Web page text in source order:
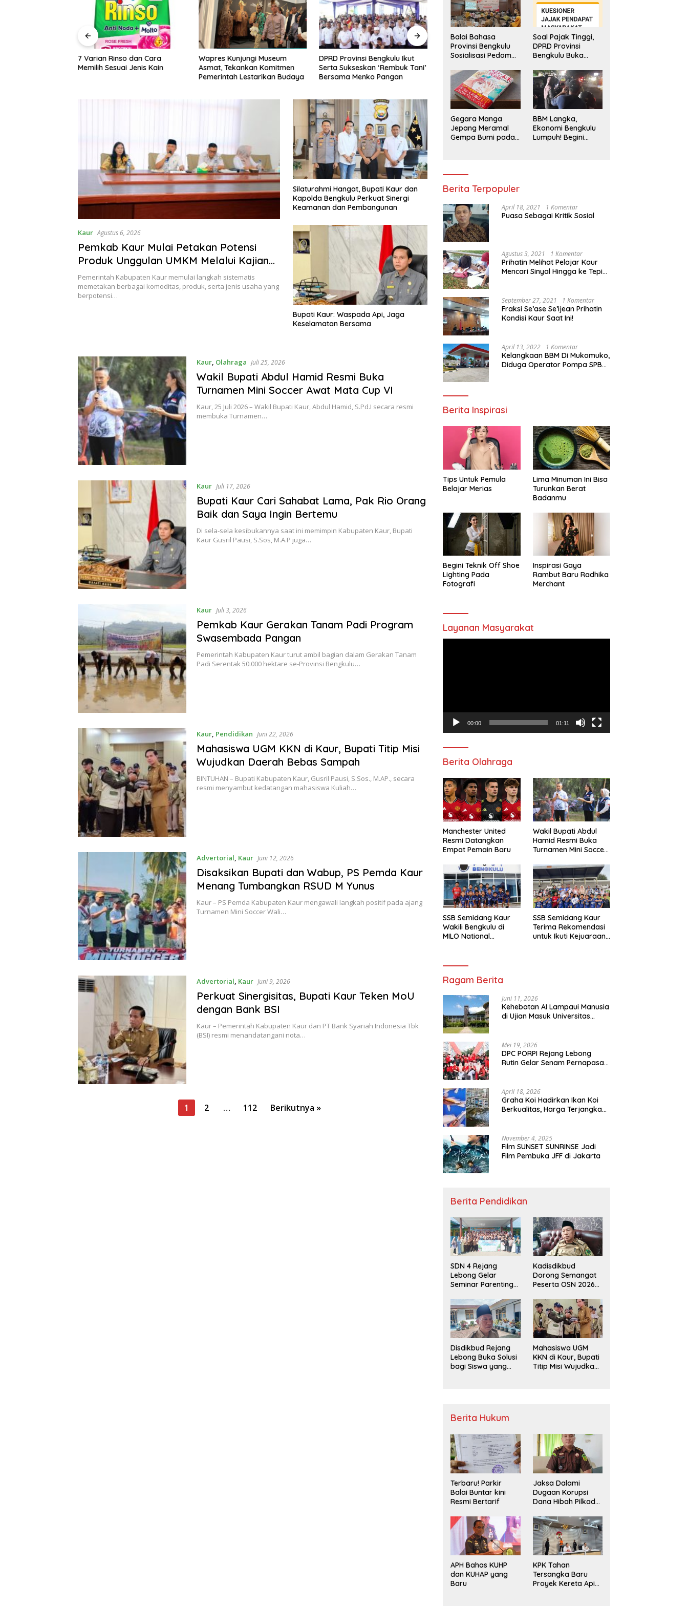
7 Varian Rinso dan Cara
Memilih Sesuai Jenis Kain
Wapres Kunjungi Museum
Asmat, Tekankan Komitmen
Pemerintah Lestarikan Budaya
DPRD Provinsi Bengkulu Ikut
Serta Sukseskan ‘Rembuk Tani’
Bersama Menko Pangan
Menaker Sebut Pemanfaatan
Laskar Gibran Bengkulu Siap
Kegiatan Sosial dan
Kebangsaan
Kaur Agustus 6, 2026
Pemkab Kaur Mulai Petakan Potensi
Produk Unggulan UMKM Melalui Kajian
Bank Indonesia
Pemerintah Kabupaten Kaur memulai langkah sistematis
memetakan berbagai komoditas, produk, serta jenis usaha yang
berpotensi…
Silaturahmi Hangat, Bupati Kaur dan
Kapolda Bengkulu Perkuat Sinergi
Keamanan dan Pembangunan
Bupati Kaur: Waspada Api, Jaga
Keselamatan Bersama
Kaur, Olahraga Juli 25, 2026
Wakil Bupati Abdul Hamid Resmi Buka
Turnamen Mini Soccer Awat Mata Cup VI
Kaur, 25 Juli 2026 – Wakil Bupati Kaur, Abdul Hamid, S.Pd.I secara resmi
membuka Turnamen…
Kaur Juli 17, 2026
Bupati Kaur Cari Sahabat Lama, Pak Rio Orang
Baik dan Saya Ingin Bertemu
Di sela-sela kesibukannya saat ini memimpin Kabupaten Kaur, Bupati
Kaur Gusril Pausi, S.Sos, M.A.P juga…
Kaur Juli 3, 2026
Pemkab Kaur Gerakan Tanam Padi Program
Swasembada Pangan
Pemerintah Kabupaten Kaur turut ambil bagian dalam Gerakan Tanam
Padi Serentak 50.000 hektare se-Provinsi Bengkulu…
Kaur, Pendidikan Juni 22, 2026
Mahasiswa UGM KKN di Kaur, Bupati Titip Misi
Wujudkan Daerah Bebas Sampah
BINTUHAN – Bupati Kabupaten Kaur, Gusril Pausi, S.Sos., M.AP., secara
resmi menyambut kedatangan mahasiswa Kuliah…
Advertorial Kaur Juni 12, 2026
Disaksikan Bupati dan Wabup, PS Pemda Kaur
Menang Tumbangkan RSUD M Yunus
Kaur – PS Pemda Kabupaten Kaur mengawali langkah positif pada ajang
Turnamen Mini Soccer Wali…
Advertorial, Kaur Juni 9, 2026
Perkuat Sinergisitas, Bupati Kaur Teken MoU
dengan Bank BSI
Kaur – Pemerintah Kabupaten Kaur dan PT Bank Syariah Indonesia Tbk
(BSI) resmi menandatangani nota…
1 2 … 112 Berikutnya »
Balai Bahasa
Provinsi Bengkulu
Sosialisasi Pedoman
Penggunaan
Bahasa Indonesia
Soal Pajak Tinggi,
DPRD Provinsi
Bengkulu Buka
Pengaduan
Masyarakat
Gegara Manga
Jepang Meramal
Gempa Bumi pada
BBM Langka,
Ekonomi Bengkulu
Lumpuh! Begini
Berita Terpopuler
April 18, 2021 1 Komentar
Puasa Sebagai Kritik Sosial
Agustus 3, 2021 1 Komentar
Prihatin Melihat Pelajar Kaur
Mencari Sinyal Hingga ke Tepi
Segera Bertindak
September 27, 2021 1 Komentar
Fraksi Se’ase Se’ijean Prihatin
Kondisi Kaur Saat Ini!
April 13, 2022 1 Komentar
Kelangkaan BBM Di Mukomuko,
Diduga Operator Pompa SPBU
Berita Inspirasi
Tips Untuk Pemula
Belajar Merias
Lima Minuman Ini Bisa
Turunkan Berat
Badanmu
Begini Teknik Off Shoe
Lighting Pada
Fotografi
Inspirasi Gaya
Rambut Baru Radhika
Merchant
Layanan Masyarakat
00:00 01:11
Berita Olahraga
Manchester United
Resmi Datangkan
Empat Pemain Baru
Wakil Bupati Abdul
Hamid Resmi Buka
Turnamen Mini Soccer
SSB Semidang Kaur
Wakili Bengkulu di
MILO National
SSB Semidang Kaur
Terima Rekomendasi
untuk Ikuti Kejuaraan
Ragam Berita
Juni 11, 2026
Kehebatan AI Lampaui Manusia
di Ujian Masuk Universitas
Mei 19, 2026
DPC PORPI Rejang Lebong
Rutin Gelar Senam Pernapasan
April 18, 2026
Graha Koi Hadirkan Ikan Koi
Berkualitas, Harga Terjangkau
November 4, 2025
Film SUNSET SUNRINSE Jadi
Film Pembuka JFF di Jakarta
Berita Pendidikan
SDN 4 Rejang
Lebong Gelar
Seminar Parenting
Bullying,
Kadisdikbud: Patut
Jadi Contoh
Kadisdikbud
Dorong Semangat
Peserta OSN 2026
Disdikbud Rejang
Lebong Buka Solusi
bagi Siswa yang
Mahasiswa UGM
KKN di Kaur, Bupati
Titip Misi Wujudkan
Berita Hukum
Terbaru! Parkir
Balai Buntar kini
Resmi Bertarif
Jaksa Dalami
Dugaan Korupsi
Dana Hibah Pilkada
Kaur
APH Bahas KUHP
dan KUHAP yang
Baru
KPK Tahan
Tersangka Baru
Proyek Kereta Api